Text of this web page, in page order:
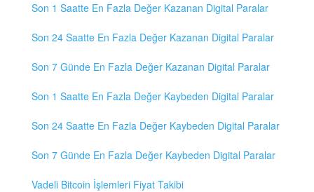
Son 1 Saatte En Fazla Değer Kazanan Digital Paralar
Son 24 Saatte En Fazla Değer Kazanan Digital Paralar
Son 7 Günde En Fazla Değer Kazanan Digital Paralar
Son 1 Saatte En Fazla Değer Kaybeden Digital Paralar
Son 24 Saatte En Fazla Değer Kaybeden Digital Paralar
Son 7 Günde En Fazla Değer Kaybeden Digital Paralar
Vadeli Bitcoin İşlemleri Fiyat Takibi